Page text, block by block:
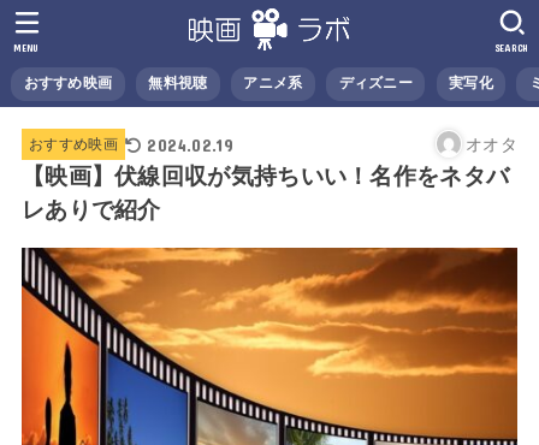
おすすめ映画 無料視聴 アニメ系 ディズニー 実写化
SEARCH
MENU
おすすめ映画 2024.02.19 オオタ
【映画】伏線回収が気持ちいい！名作をネタバ
レありで紹介